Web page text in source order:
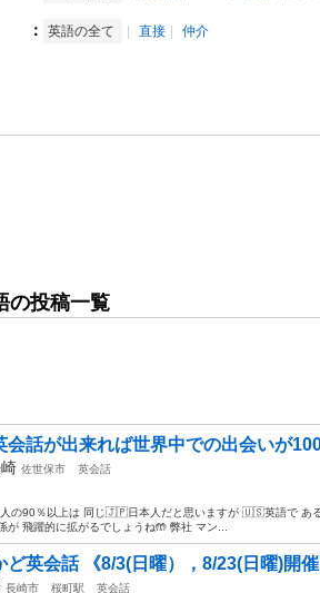
： 英語の全て 直接 仲介
の投稿一覧
会話が出来れば世界中での出会いが
佐世保市
英会話
人の90％以上は 同じ🇯🇵日本人だと思いますが 🇺🇸英語で あ
が 飛躍的に拡がるでしょうね🤲 弊社 マン...
ど英会話 《8/3(日曜），8/23(日曜)開催
長崎市 桜町駅 英会話